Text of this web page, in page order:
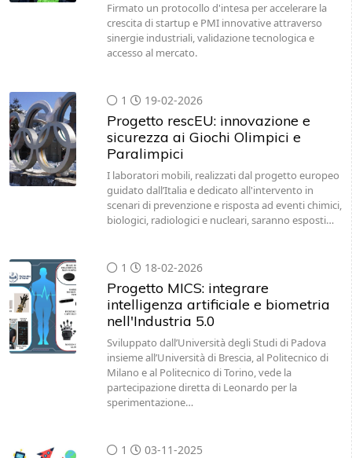
Firmato un protocollo d'intesa per accelerare la
crescita di startup e PMI innovative attraverso
sinergie industriali, validazione tecnologica e
accesso al mercato.
1 19-02-2026
Progetto rescEU: innovazione e
sicurezza ai Giochi Olimpici e
Paralimpici
I laboratori mobili, realizzati dal progetto europeo
guidato dall’Italia e dedicato all'intervento in
scenari di prevenzione e risposta ad eventi chimici,
biologici, radiologici e nucleari, saranno esposti…
1 18-02-2026
Progetto MICS: integrare
intelligenza artificiale e biometria
nell'Industria 5.0
Sviluppato dall’Università degli Studi di Padova
insieme all’Università di Brescia, al Politecnico di
Milano e al Politecnico di Torino, vede la
partecipazione diretta di Leonardo per la
sperimentazione…
1 03-11-2025